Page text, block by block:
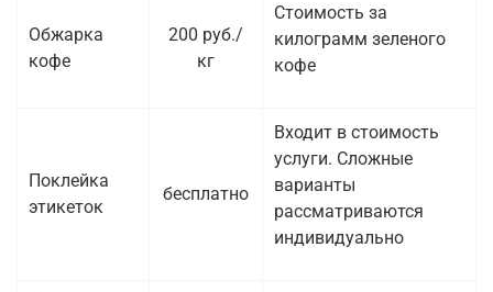
Обжарка
кофе
200 руб./
кг
Стоимость за
килограмм зеленого
кофе
Поклейка
этикеток
бесплатно
Входит в стоимость
услуги. Сложные
варианты
рассматриваются
индивидуально